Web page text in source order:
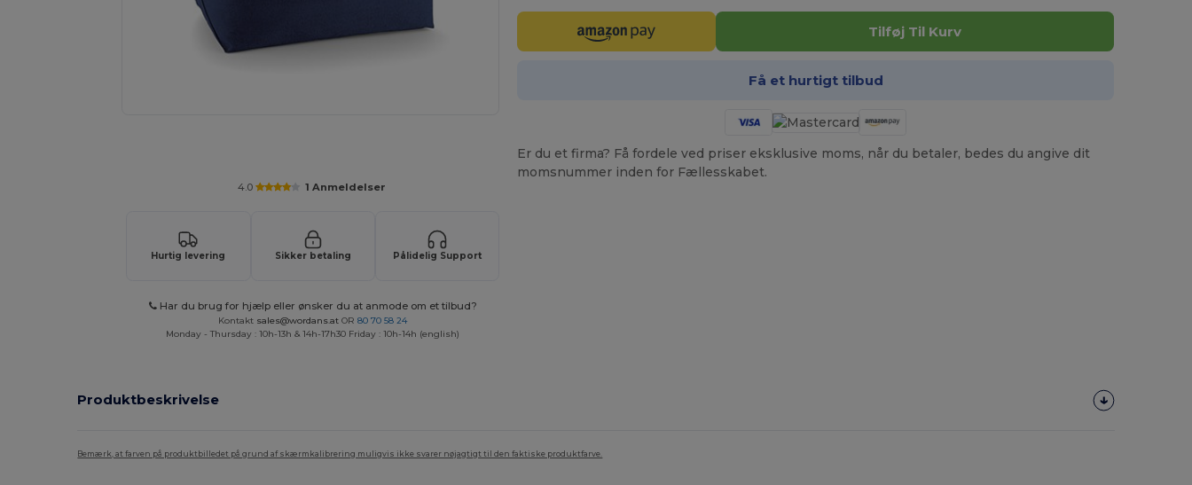
4.0 1 Anmeldelser
Hurtig levering Sikker betaling Pålidelig Support
Har du brug for hjælp eller ønsker du at anmode om et tilbud?
Kontakt sales@wordans.at OR80 70 58 24
Monday - Thursday : 10h-13h & 14h-17h30 Friday : 10h-14h (english)
Tilføj Til Kurv
Få et hurtigt tilbud
Er du et firma? Få fordele ved priser eksklusive moms, når du betaler, bedes du angive dit
momsnummer inden for Fællesskabet.
Produktbeskrivelse
Bemærk, at farven på produktbilledet på grund af skærmkalibrering muligvis ikke svarer nøjagtigt til den faktiske produktfarve.